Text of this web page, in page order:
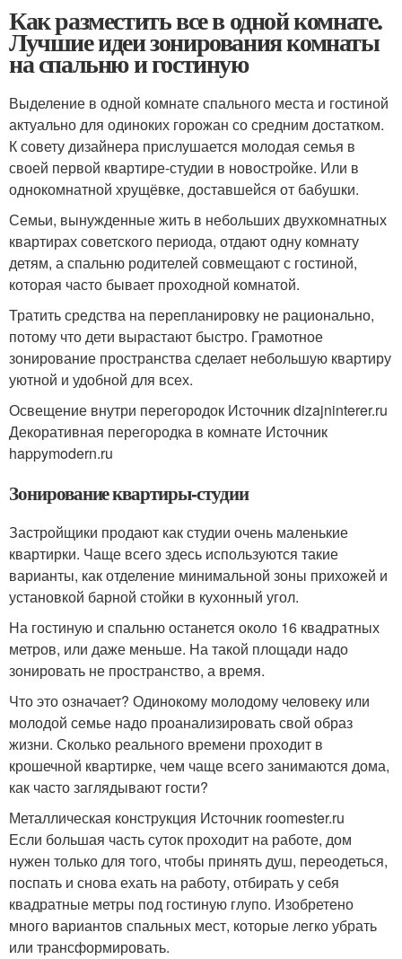
Как разместить все в одной комнате.
Лучшие идеи зонирования комнаты
на спальню и гостиную
Выделение в одной комнате спального места и гостиной
актуально для одиноких горожан со средним достатком.
К совету дизайнера прислушается молодая семья в
своей первой квартире-студии в новостройке. Или в
однокомнатной хрущёвке, доставшейся от бабушки.
Семьи, вынужденные жить в небольших двухкомнатных
квартирах советского периода, отдают одну комнату
детям, а спальню родителей совмещают с гостиной,
которая часто бывает проходной комнатой.
Тратить средства на перепланировку не рационально,
потому что дети вырастают быстро. Грамотное
зонирование пространства сделает небольшую квартиру
уютной и удобной для всех.
Освещение внутри перегородок Источник dizajninterer.ru
Декоративная перегородка в комнате Источник
happymodern.ru
Зонирование квартиры-студии
Застройщики продают как студии очень маленькие
квартирки. Чаще всего здесь используются такие
варианты, как отделение минимальной зоны прихожей и
установкой барной стойки в кухонный угол.
На гостиную и спальню останется около 16 квадратных
метров, или даже меньше. На такой площади надо
зонировать не пространство, а время.
Что это означает? Одинокому молодому человеку или
молодой семье надо проанализировать свой образ
жизни. Сколько реального времени проходит в
крошечной квартирке, чем чаще всего занимаются дома,
как часто заглядывают гости?
Металлическая конструкция Источник roomester.ru
Если большая часть суток проходит на работе, дом
нужен только для того, чтобы принять душ, переодеться,
поспать и снова ехать на работу, отбирать у себя
квадратные метры под гостиную глупо. Изобретено
много вариантов спальных мест, которые легко убрать
или трансформировать.